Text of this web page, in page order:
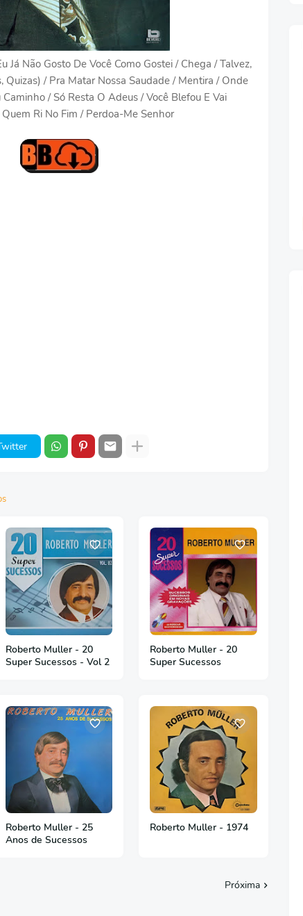
Já Não Gosto De Você Como Gostei / Chega / Talvez,
Quizas) / Pra Matar Nossa Saudade / Mentira / Onde
/ Só Resta O Adeus / Você Blefou E Vai
Ri No Fim / Perdoa-Me Senhor
Roberto Muller - 20
Super Sucessos - Vol 2
Roberto Muller - 20
Super Sucessos
Roberto Muller - 25
Anos de Sucessos
Roberto Muller - 1974
Próxima